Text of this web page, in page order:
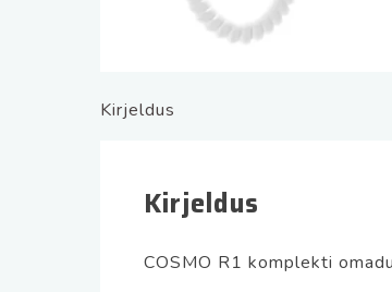
Kirjeldus
Kirjeldus
COSMO R1 komplekti